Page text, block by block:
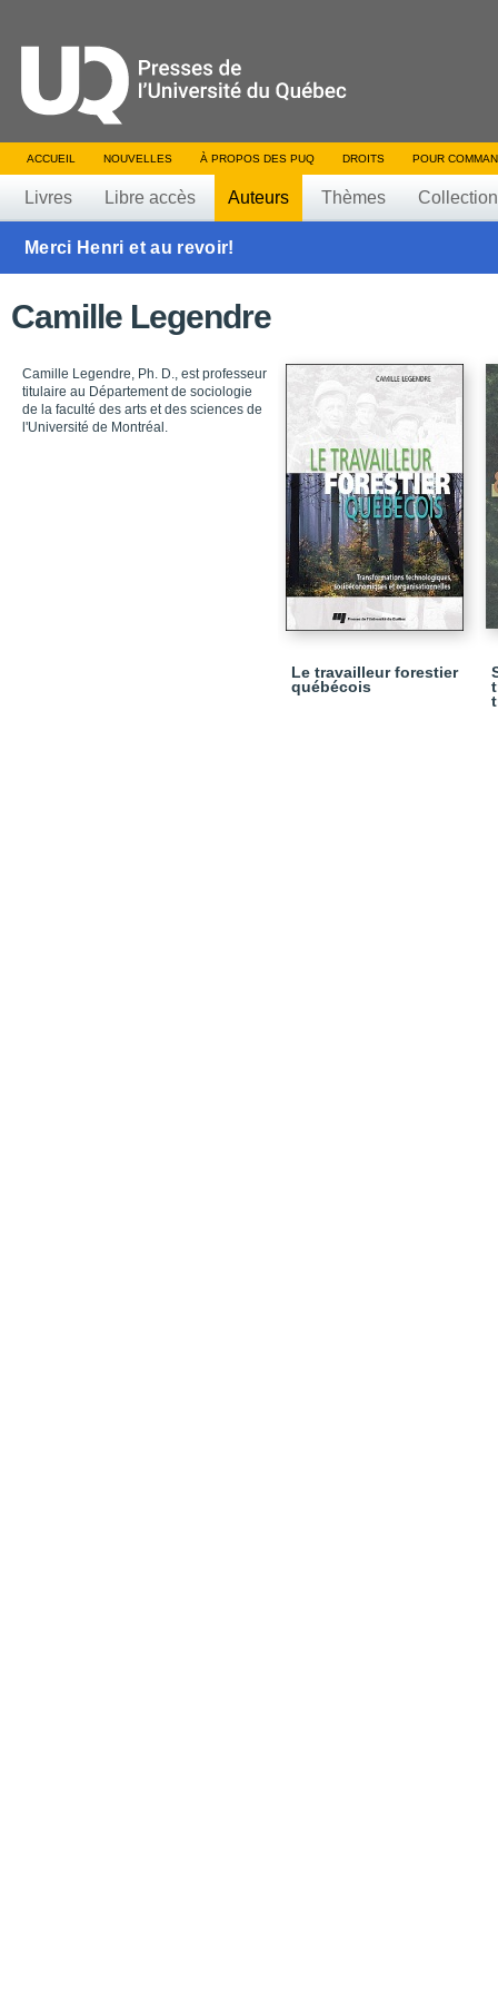
ACCUEIL NOUVELLES À PROPOS DES PUQ DROITS POUR
Livres Libre accès Auteurs Thèmes
Merci Henri et au revoir!
Camille Legendre
Camille Legendre, Ph. D., est professeur
titulaire au Département de sociologie
de la faculté des arts et des sciences de
l'Université de Montréal.
Le travailleur forestier
québécois